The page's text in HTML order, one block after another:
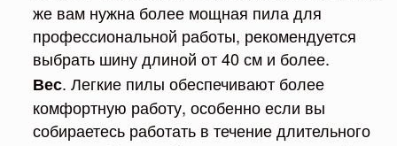
же вам нужна более мощная пила для
профессиональной работы, рекомендуется
выбрать шину длиной от 40 см и более.
Вес. Легкие пилы обеспечивают более
комфортную работу, особенно если вы
собираетесь работать в течение длительного